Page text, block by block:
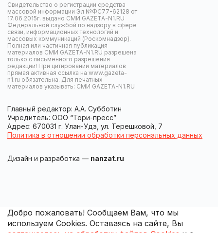
Свидетельство о регистрации средства
массовой информации Эл №ФС77-62128 от
17.06.2015г. выдано СМИ GAZETA-N1.RU
Федеральной службой по надзору в сфере
связи, информационных технологий и
массовых коммуникаций (Роскомнадзор).
Полная или частичная публикация
материалов СМИ GAZETA-N1.RU разрешена
только с письменного разрешения
редакции! При цитировании материалов
прямая активная ссылка на www.gazeta-
n1.ru обязательна. Для печатных
материалов указывать: СМИ GAZETA-N1.RU
Главный редактор: А.А. Субботин
Учредитель: ООО “Тори-пресс”
Адрес: 670031 г. Улан-Удэ, ул. Терешковой, 7
Политика в отношении обработки персональных данных
Дизайн и разработка — nanzat.ru
Добро пожаловать! Сообщаем Вам, что мы
используем Cookies. Оставаясь на сайте, Вы